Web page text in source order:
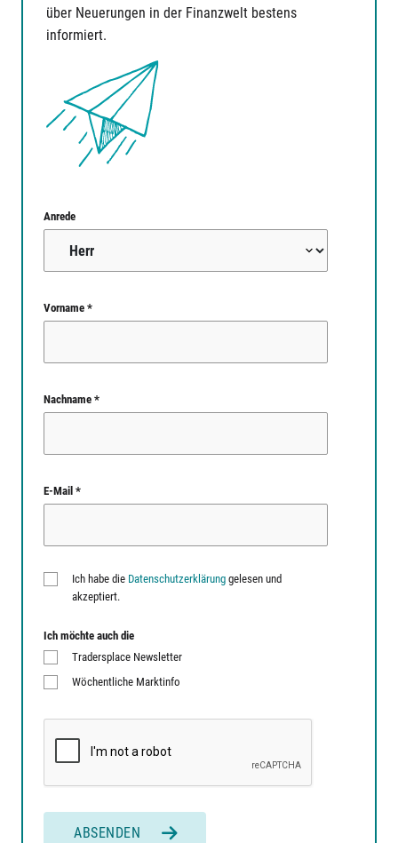
über Neuerungen in der Finanzwelt bestens
informiert.
Anrede
Vorname *
Nachname *
E-Mail *
Ich habe die Datenschutzerklärung gelesen und
akzeptiert.
Ich möchte auch die
Tradersplace Newsletter
Wöchentliche Marktinfo
ABSENDEN